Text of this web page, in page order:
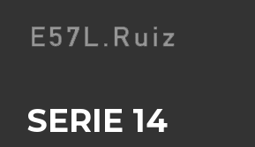
SERIE 14